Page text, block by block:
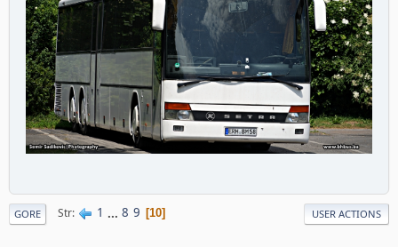
GORE Str 1 ... 8 9 10 USER ACTIONS